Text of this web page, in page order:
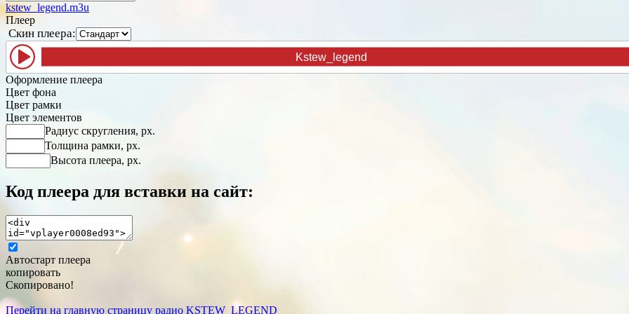
kstew_legend.m3u
Плеер
Скин плеера:
Оформление плеера
Цвет фона
Цвет рамки
Цвет элементов
Радиус скругления, px.
Толщина рамки, px.
Высота плеера, px.
Код плеера для вставки на сайт:
Автостарт плеера
копировать
Скопировано!
Перейти на главную страницу радио KSTEW_LEGEND